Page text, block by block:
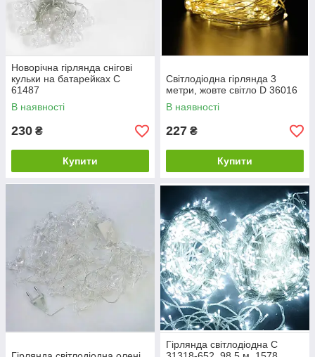
Новорічна гірлянда снігові
кульки на батарейках C
61487
В наявності
230 ₴
Купити
Світлодіодна гірлянда 3
метри, жовте світло D 36016
В наявності
227 ₴
Купити
Гірлянда світлодіодна C